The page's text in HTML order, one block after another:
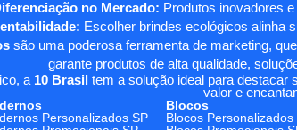
no Mercado: Produtos inovadores
Escolher brindes ecológicos alinha
são uma poderosa ferramenta de marketing,
garante produtos de alta qualidade,
a 10 Brasil tem a solução ideal para destacar
valor e
Blocos
Personalizados SP Blocos Personalizados